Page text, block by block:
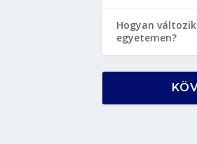
Hogyan
egyetemen?